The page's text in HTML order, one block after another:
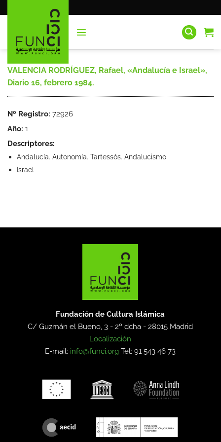
al
VALENCIA RODRÍGUEZ, Rafael, «Andalucía e Israel»,
Diario 16, febrero 1984.
Nº Registro: 72926
Año: 1
Descriptores:
Andalucía. Autonomía. Tartessós. Andalucismo
Israel
Fundación de Cultura Islámica
C/ Guzmán el Bueno, 3 - 2º dcha -28015 Madrid
Localización
E-mail: info@funci.org Tel: 91 543 46 73